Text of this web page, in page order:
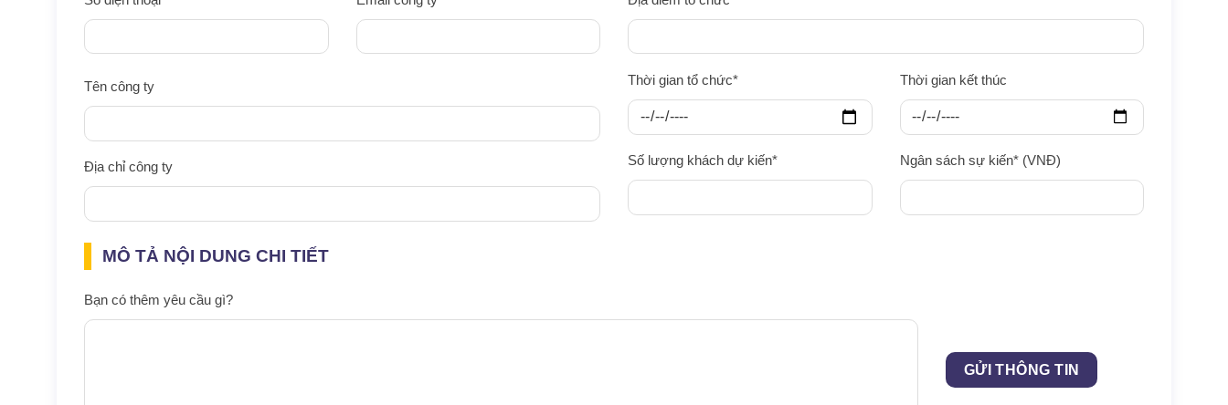
Tên công ty
Địa chỉ công ty
Thời gian tổ chức*
Số lượng khách dự kiến*
Thời gian kết thúc
Ngân sách sự kiến* (VNĐ)
MÔ TẢ NỘI DUNG CHI TIẾT
Bạn có thêm yêu cầu gì?